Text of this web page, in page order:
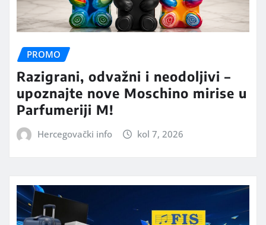
PROMO
Razigrani, odvažni i neodoljivi –
upoznajte nove Moschino mirise u
Parfumeriji M!
Hercegovački info kol 7, 2026